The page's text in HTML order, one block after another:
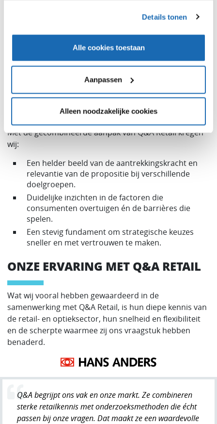
Details tonen
Alle cookies toestaan
Aanpassen
Alleen noodzakelijke cookies
als moderator kwamen er diepgaande gesprekken op
gang waarin consumenten zich vrij voelden om hun
echte motivaties te delen. Dat leverde inzichten op die
gekregen. De inzichten vormden een belangrijke basis
voor het online onderzoek.
HET RESULTAAT
Met de gecombineerde aanpak van Q&A Retail kregen
wij:
Een helder beeld van de aantrekkingskracht en
relevantie van de propositie bij verschillende
doelgroepen.
Duidelijke inzichten in de factoren die
consumenten overtuigen én de barrières die
spelen.
Een stevig fundament om strategische keuzes
sneller en met vertrouwen te maken.
ONZE ERVARING MET Q&A RETAIL
Wat wij vooral hebben gewaardeerd in de
samenwerking met Q&A Retail, is hun diepe kennis van
de retail- en optieksector, hun snelheid en flexibiliteit
en de scherpte waarmee zij ons vraagstuk hebben
benaderd.
Q&A begrijpt ons vak en onze markt. Ze combineren
sterke retailkennis met onderzoeksmethoden die écht
passen bij onze vragen. Dat maakt ze een waardevolle